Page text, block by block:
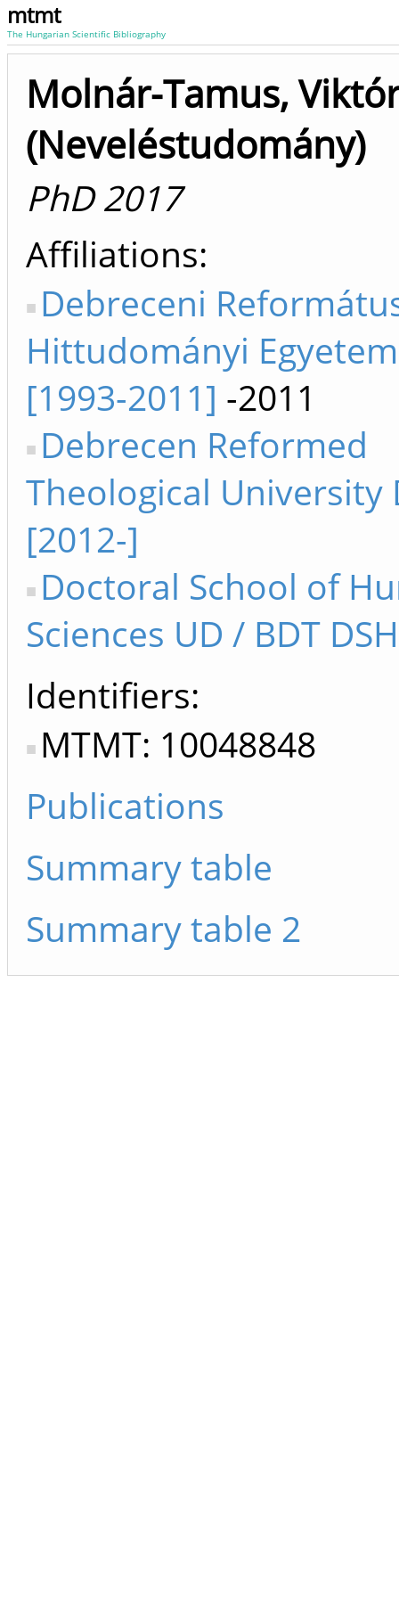
mtmt
The Hungarian Scientific Bibliography
Molnár-Tamus,
(Neveléstudomány)
PhD 2017
Affiliations
Debreceni
Hittudományi Egyetem
[1993-2011] -2011
Debrecen Reformed
Theological University
[2012-]
Doctoral School of
Sciences UD / BDT
Identifiers
MTMT: 10048848
Publications
Summary table
Summary table 2